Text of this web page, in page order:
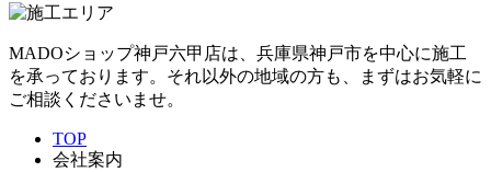
MADOショップ神戸六甲店は、兵庫県神戸市を中心に施工
を承っております。それ以外の地域の方も、まずはお気軽に
ご相談くださいませ。
TOP
会社案内